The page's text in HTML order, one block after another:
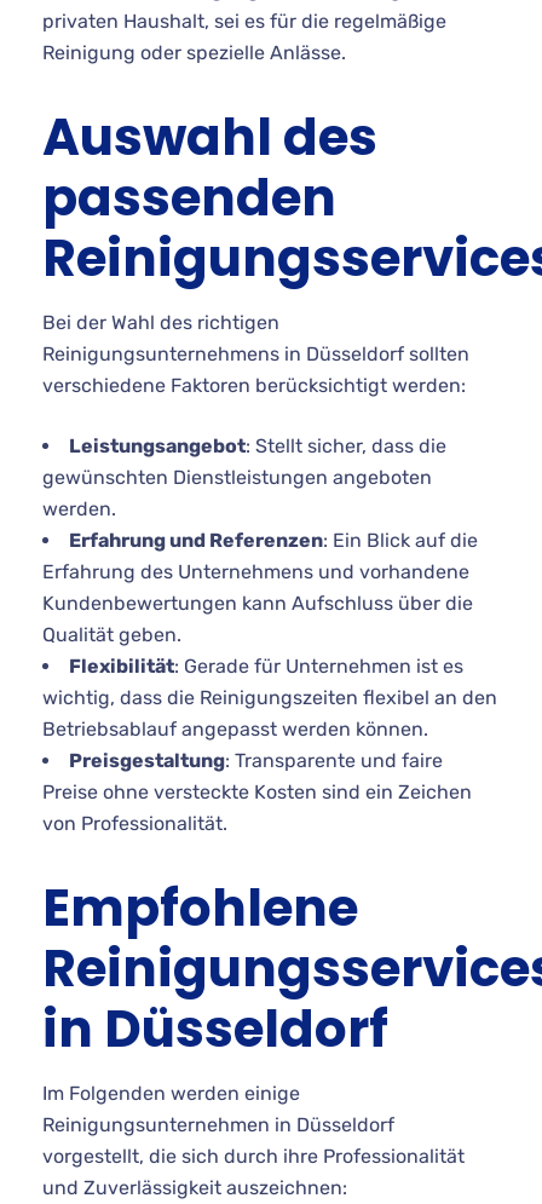
privaten Haushalt, sei es für die regelmäßige
Reinigung oder spezielle Anlässe.
Auswahl des
passenden
Bei der Wahl des richtigen
Reinigungsunternehmens in Düsseldorf sollten
verschiedene Faktoren berücksichtigt werden:
Leistungsangebot: Stellt sicher, dass die
gewünschten Dienstleistungen angeboten
werden.
Erfahrung und Referenzen: Ein Blick auf die
Erfahrung des Unternehmens und vorhandene
Kundenbewertungen kann Aufschluss über die
Qualität geben.
Flexibilität: Gerade für Unternehmen ist es
wichtig, dass die Reinigungszeiten flexibel an den
Betriebsablauf angepasst werden können.
Preisgestaltung: Transparente und faire
Preise ohne versteckte Kosten sind ein Zeichen
von Professionalität.
Empfohlene
in Düsseldorf
Im Folgenden werden einige
Reinigungsunternehmen in Düsseldorf
vorgestellt, die sich durch ihre Professionalität
und Zuverlässigkeit auszeichnen: